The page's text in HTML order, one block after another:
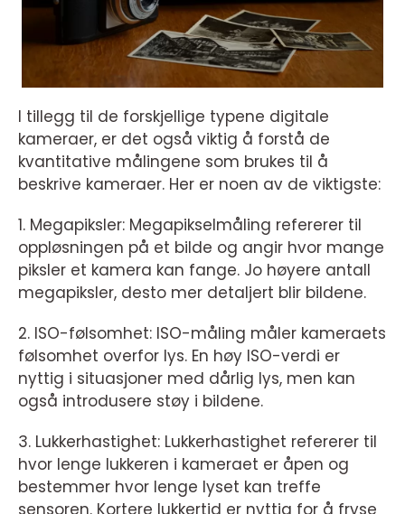
I tillegg til de forskjellige typene digitale
kameraer, er det også viktig å forstå de
kvantitative målingene som brukes til å
beskrive kameraer. Her er noen av de viktigste:
1. Megapiksler: Megapikselmåling refererer til
oppløsningen på et bilde og angir hvor mange
piksler et kamera kan fange. Jo høyere antall
megapiksler, desto mer detaljert blir bildene.
2. ISO-følsomhet: ISO-måling måler kameraets
følsomhet overfor lys. En høy ISO-verdi er
nyttig i situasjoner med dårlig lys, men kan
også introdusere støy i bildene.
3. Lukkerhastighet: Lukkerhastighet refererer til
hvor lenge lukkeren i kameraet er åpen og
bestemmer hvor lenge lyset kan treffe
sensoren. Kortere lukkertid er nyttig for å fryse